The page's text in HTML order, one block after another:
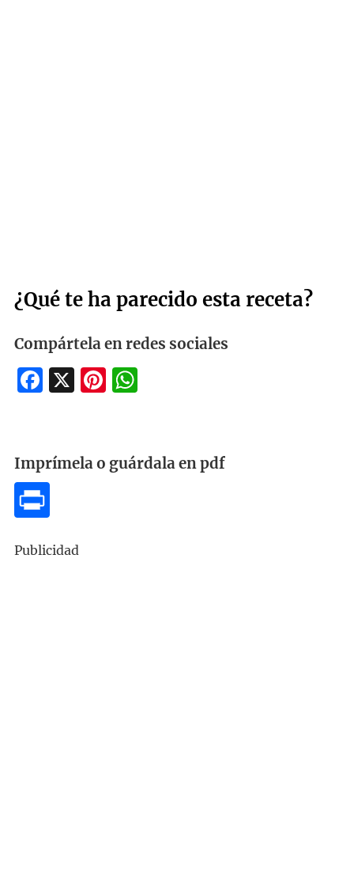
¿Qué te ha parecido esta receta?
Compártela en redes sociales
Facebook
X Pinterest
WhatsApp
Imprímela o guárdala en pdf
Publicidad